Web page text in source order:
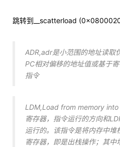
跳转到__scatterload
ADR,adr是小范围的地址读取
PC相对偏移的地址值或基于
指令
LDM,Load from memory
寄存器，指令运行的方向和
运行的。该指令是将内存中
寄存器，即是出栈操作；其中